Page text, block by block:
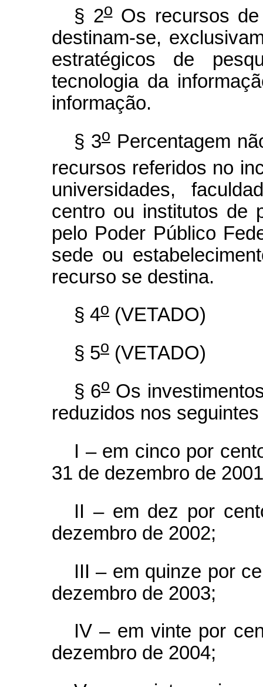
§ 2oOs recursos
destinam-se,
estratégicos de
tecnologia da
informação.
§ 3oPercentagem
recursos referidos no
universidades,
centro ou institutos de
pelo Poder Público
sede ou
recurso se destina.
§ 4o (VETADO)
§ 5o (VETADO)
§ 6oOs
reduzidos nos
I – em cinco por
31 de dezembro de
II – em dez por
dezembro de 2002;
III – em quinze por
dezembro de 2003;
IV – em vinte por
dezembro de 2004;